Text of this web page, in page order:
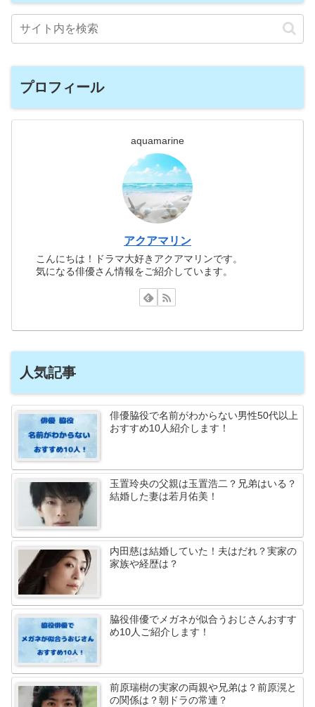
プロフィール
aquamarine
アクアマリン
こんにちは！ドラマ大好きアクアマリンです。
気になる俳優さん情報をご紹介しています。
人気記事
俳優脇役で名前がわからない男性50代以上
おすすめ10人紹介します！
玉置玲央の父親は玉置浩二？兄弟はいる？
結婚した妻は若月佑美！
内田慈は結婚していた！夫はだれ？実家の
家族や経歴は？
脇役俳優でメガネが似合うおじさんおすす
め10人ご紹介します！
前原瑞樹の実家の両親や兄弟は？前原滉と
の関係は？朝ドラの常連？